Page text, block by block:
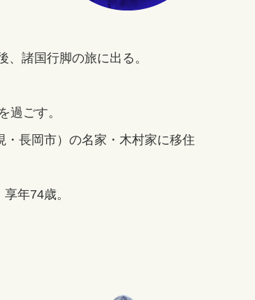
諸国行脚の旅に出る。
過ごす。
長岡市）の名家・木村家に移住
年74歳。